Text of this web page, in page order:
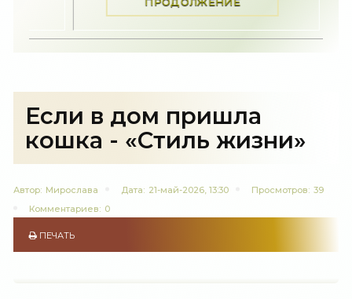
Если в дом пришла
кошка - «Стиль жизни»
Автор: Мирослава Дата: 21-май-2026, 13:30 Просмотров: 39
Комментариев: 0
ПЕЧАТЬ